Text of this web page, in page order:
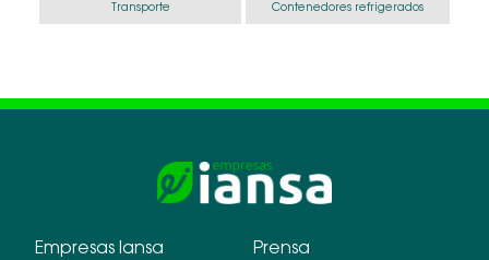
Transporte Contenedores refrigerados
Empresas Iansa Prensa